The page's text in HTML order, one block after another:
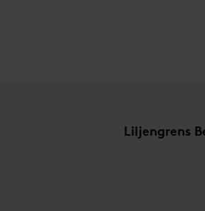
Liljengrens